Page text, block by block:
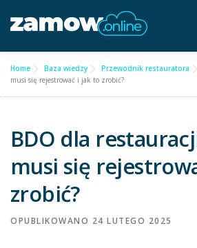
do
Dla gastronomii ▿
Baza wiedzy Kontakt ▿
Bezpłatna konsultacja
Home Baza wiedzy Przewodnik restauratora
musi się rejestrować i jak to zrobić?
BDO dla
musi się
zrobić?
OPUBLIKOWANO 24 LUTEGO 2025